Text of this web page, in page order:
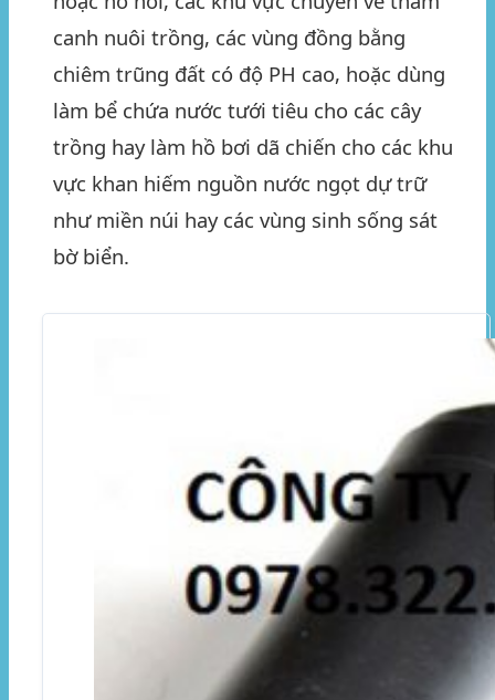
canh nuôi trồng, các vùng đồng bằng
chiêm trũng đất có độ PH cao, hoặc dùng
làm bể chứa nước tưới tiêu cho các cây
trồng hay làm hồ bơi dã chiến cho các khu
vực khan hiếm nguồn nước ngọt dự trữ
như miền núi hay các vùng sinh sống sát
bờ biển.